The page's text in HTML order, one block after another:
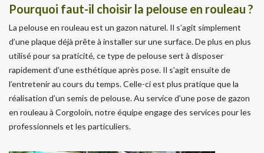
Pourquoi faut-il choisir la pelouse en rouleau ?
La pelouse en rouleau est un gazon naturel. Il s’agit simplement
d’une plaque déjà prête à installer sur une surface. De plus en plus
utilisé pour sa praticité, ce type de pelouse sert à disposer
rapidement d’une esthétique après pose. Il s’agit ensuite de
l’entretenir au cours du temps. Celle-ci est plus pratique que la
réalisation d’un semis de pelouse. Au service d’une pose de gazon
en rouleau à Corgoloin, notre équipe engage des services pour les
professionnels et les particuliers.